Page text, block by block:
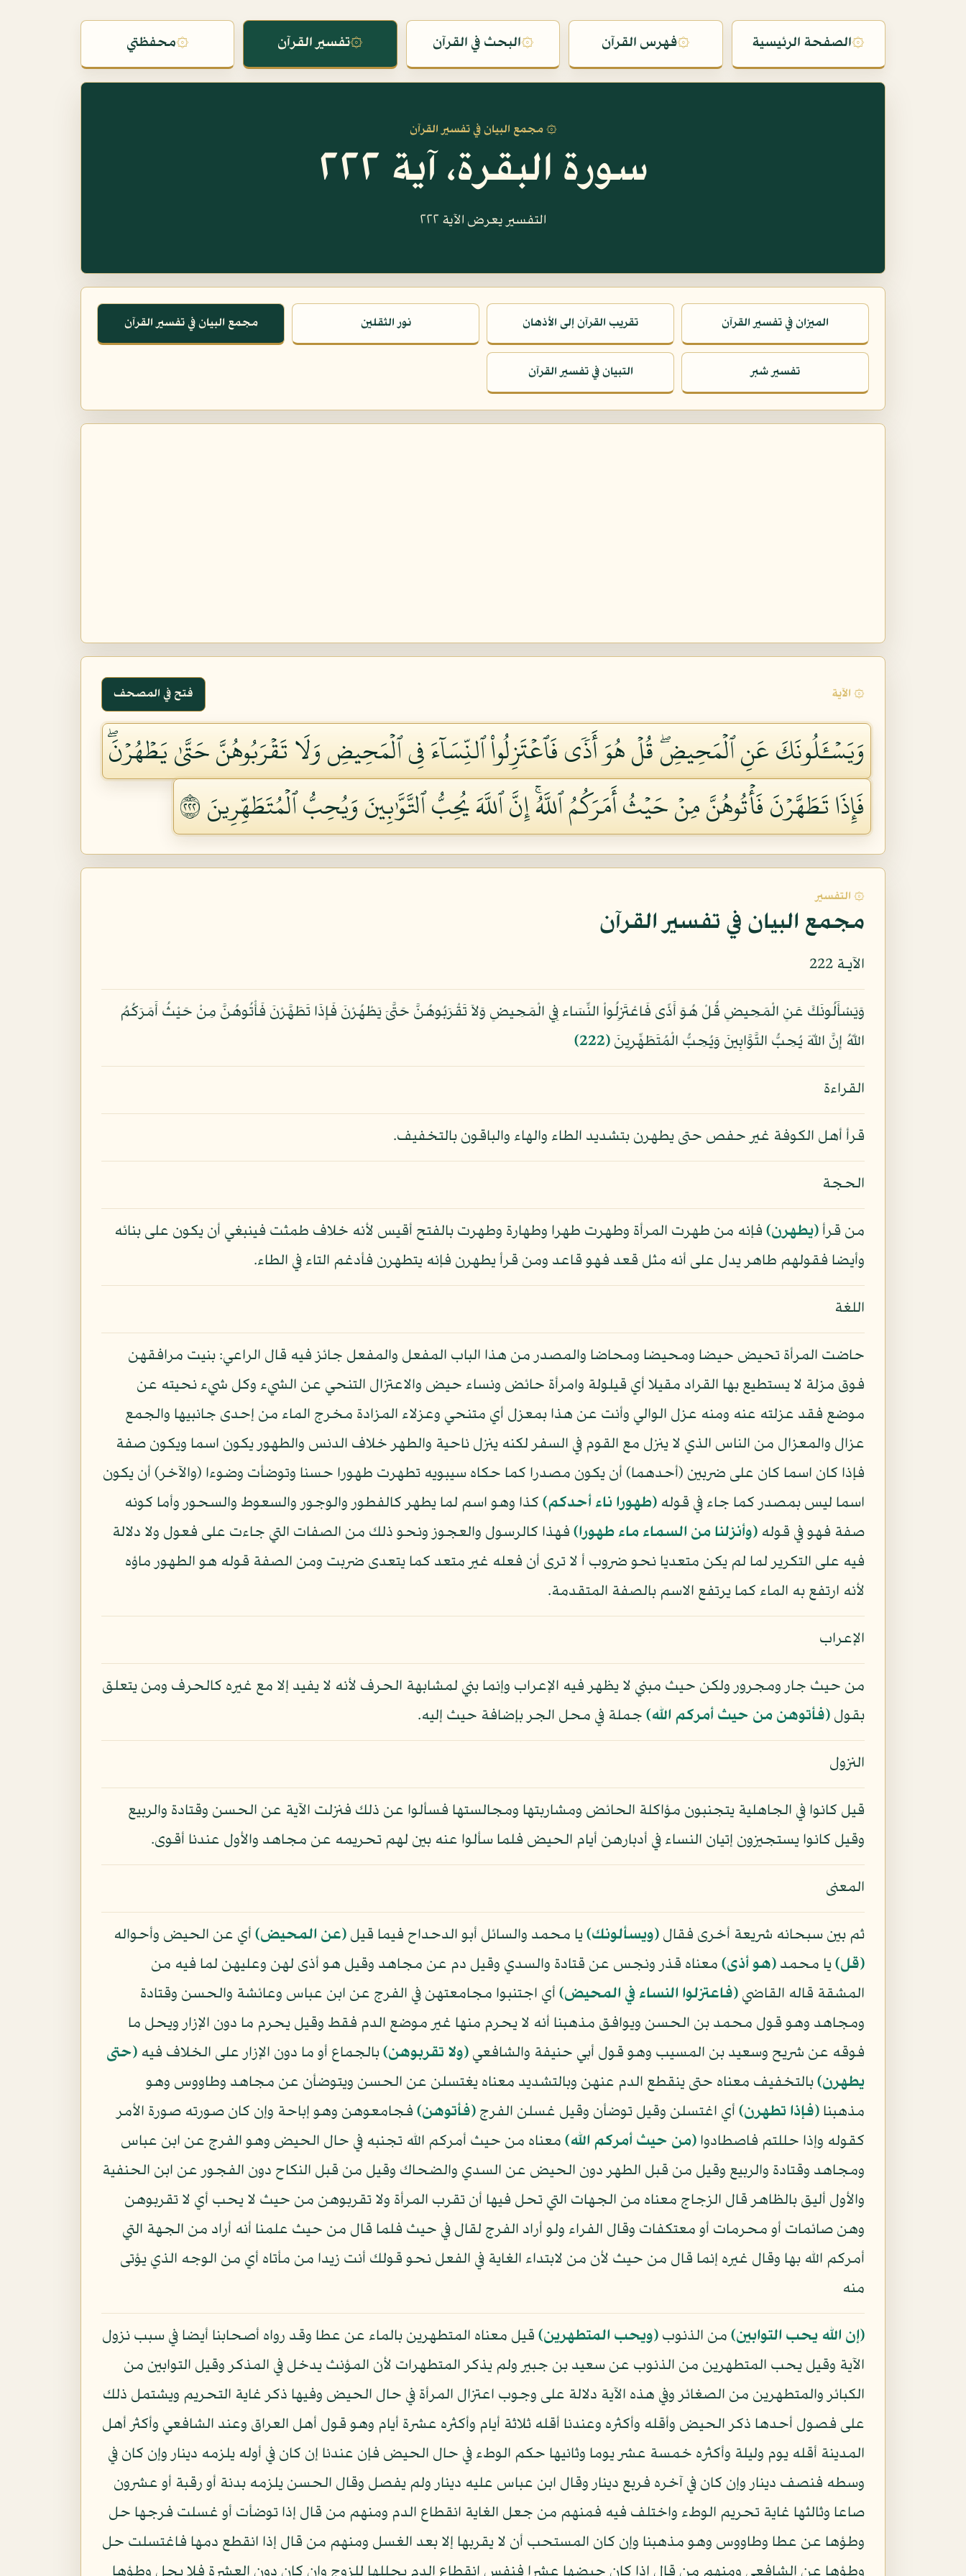
۞الصفحة الرئيسية ۞فهرس القرآن ۞البحث في القرآن ۞تفسير القرآن ۞محفظتي
۞ مجمع البيان في تفسير القرآن
سورة البقرة، آية ٢٢٢
التفسير يعرض الآية ٢٢٢
الميزان في تفسير القرآن تقريب القرآن إلى الأذهان نور الثقلين مجمع البيان في تفسير القرآن
تفسير شبر التبيان في تفسير القرآن
۞ الآية فتح في المصحف
وَيَسۡـَٔلُونَكَ عَنِ ٱلۡمَحِيضِۖ قُلۡ هُوَ أَذٗى فَٱعۡتَزِلُواْ ٱلنِّسَآءَ فِي ٱلۡمَحِيضِ وَلَا تَقۡرَبُوهُنَّ حَتَّىٰ يَطۡهُرۡنَۖ
فَإِذَا تَطَهَّرۡنَ فَأۡتُوهُنَّ مِنۡ حَيۡثُ أَمَرَكُمُ ٱللَّهُۚ إِنَّ ٱللَّهَ يُحِبُّ ٱلتَّوَّٰبِينَ وَيُحِبُّ ٱلۡمُتَطَهِّرِينَ ٢٢٢
۞ التفسير
مجمع البيان في تفسير القرآن
الآيـة 222
وَيَسْأَلُونَكَ عَنِ الْمَحِيضِ قُلْ هُوَ أَذًى فَاعْتَزِلُواْ النِّسَاء فِي الْمَحِيضِ وَلاَ تَقْرَبُوهُنَّ حَتَّىَ يَطْهُرْنَ فَإِذَا تَطَهَّرْنَ فَأْتُوهُنَّ مِنْ حَيْثُ أَمَرَكُمُ
اللّهُ إِنَّ اللّهَ يُحِبُّ التَّوَّابِينَ وَيُحِبُّ الْمُتَطَهِّرِينَ ﴿222﴾
القراءة
قرأ أهل الكوفة غير حفص حتى يطهرن بتشديد الطاء والهاء والباقون بالتخفيف.
الحجة
من قرأ ﴿يطهرن﴾ فإنه من طهرت المرأة وطهرت طهرا وطهارة وطهرت بالفتح أقيس لأنه خلاف طمثت فينبغي أن يكون على بنائه
وأيضا فقولهم طاهر يدل على أنه مثل قعد فهو قاعد ومن قرأ يطهرن فإنه يتطهرن فأدغم التاء في الطاء.
اللغة
حاضت المرأة تحيض حيضا ومحيضا ومحاضا والمصدر من هذا الباب المفعل والمفعل جائز فيه قال الراعي: بنيت مرافقهن
فوق مزلة لا يستطيع بها القراد مقيلا أي قيلولة وامرأة حائض ونساء حيض والاعتزال التنحي عن الشيء وكل شيء نحيته عن
موضع فقد عزلته عنه ومنه عزل الوالي وأنت عن هذا بمعزل أي متنحي وعزلاء المزادة مخرج الماء من إحدى جانبيها والجمع
عزال والمعزال من الناس الذي لا ينزل مع القوم في السفر لكنه ينزل ناحية والطهر خلاف الدنس والطهور يكون اسما ويكون صفة
فإذا كان اسما كان على ضربين (أحدهما) أن يكون مصدرا كما حكاه سيبويه تطهرت طهورا حسنا وتوضأت وضوءا (والآخر) أن يكون
اسما ليس بمصدر كما جاء في قوله (طهورا ناء أحدكم) كذا وهو اسم لما يطهر كالفطور والوجور والسعوط والسحور وأما كونه
صفة فهو في قوله ﴿وأنزلنا من السماء ماء طهورا﴾ فهذا كالرسول والعجوز ونحو ذلك من الصفات التي جاءت على فعول ولا دلالة
فيه على التكرير لما لم يكن متعديا نحو ضروب أ لا ترى أن فعله غير متعد كما يتعدى ضربت ومن الصفة قوله هو الطهور ماؤه
لأنه ارتفع به الماء كما يرتفع الاسم بالصفة المتقدمة.
الإعراب
من حيث جار ومجرور ولكن حيث مبني لا يظهر فيه الإعراب وإنما بني لمشابهة الحرف لأنه لا يفيد إلا مع غيره كالحرف ومن يتعلق
بقول ﴿فأتوهن من حيث أمركم الله﴾ جملة في محل الجر بإضافة حيث إليه.
النزول
قيل كانوا في الجاهلية يتجنبون مؤاكلة الحائض ومشاربتها ومجالستها فسألوا عن ذلك فنزلت الآية عن الحسن وقتادة والربيع
وقيل كانوا يستجيزون إتيان النساء في أدبارهن أيام الحيض فلما سألوا عنه بين لهم تحريمه عن مجاهد والأول عندنا أقوى.
المعنى
ثم بين سبحانه شريعة أخرى فقال ﴿ويسألونك﴾يا محمد والسائل أبو الدحداح فيما قيل ﴿عن المحيض﴾ أي عن الحيض وأحواله
﴿قل﴾يا محمد ﴿هو أذى﴾ معناه قذر ونجس عن قتادة والسدي وقيل دم عن مجاهد وقيل هو أذى لهن وعليهن لما فيه من
المشقة قاله القاضي ﴿فاعتزلوا النساء في المحيض﴾ أي اجتنبوا مجامعتهن في الفرج عن ابن عباس وعائشة والحسن وقتادة
ومجاهد وهو قول محمد بن الحسن ويوافق مذهبنا أنه لا يحرم منها غير موضع الدم فقط وقيل يحرم ما دون الإزار ويحل ما
فوقه عن شريح وسعيد بن المسيب وهو قول أبي حنيفة والشافعي ﴿ولا تقربوهن﴾بالجماع أو ما دون الإزار على الخلاف فيه ﴿حتى
يطهرن﴾بالتخفيف معناه حتى ينقطع الدم عنهن وبالتشديد معناه يغتسلن عن الحسن ويتوضأن عن مجاهد وطاووس وهو
مذهبنا ﴿فإذا تطهرن﴾ أي اغتسلن وقيل توضأن وقيل غسلن الفرج ﴿فأتوهن﴾ فجامعوهن وهو إباحة وإن كان صورته صورة الأمر
كقوله وإذا حللتم فاصطادوا ﴿من حيث أمركم الله﴾ معناه من حيث أمركم الله تجنبه في حال الحيض وهو الفرج عن ابن عباس
ومجاهد وقتادة والربيع وقيل من قبل الطهر دون الحيض عن السدي والضحاك وقيل من قبل النكاح دون الفجور عن ابن الحنفية
والأول أليق بالظاهر قال الزجاج معناه من الجهات التي تحل فيها أن تقرب المرأة ولا تقربوهن من حيث لا يحب أي لا تقربوهن
وهن صائمات أو محرمات أو معتكفات وقال الفراء ولو أراد الفرج لقال في حيث فلما قال من حيث علمنا أنه أراد من الجهة التي
أمركم الله بها وقال غيره إنما قال من حيث لأن من لابتداء الغاية في الفعل نحو قولك أنت زيدا من مأتاه أي من الوجه الذي يؤتى
منه
﴿إن الله يحب التوابين﴾ من الذنوب ﴿ويحب المتطهرين﴾ قيل معناه المتطهرين بالماء عن عطا وقد رواه أصحابنا أيضا في سبب نزول
الآية وقيل يحب المتطهرين من الذنوب عن سعيد بن جبير ولم يذكر المتطهرات لأن المؤنث يدخل في المذكر وقيل التوابين من
الكبائر والمتطهرين من الصغائر وفي هذه الآية دلالة على وجوب اعتزال المرأة في حال الحيض وفيها ذكر غاية التحريم ويشتمل ذلك
على فصول أحدها ذكر الحيض وأقله وأكثره وعندنا أقله ثلاثة أيام وأكثره عشرة أيام وهو قول أهل العراق وعند الشافعي وأكثر أهل
المدينة أقله يوم وليلة وأكثره خمسة عشر يوما وثانيها حكم الوطء في حال الحيض فإن عندنا إن كان في أوله يلزمه دينار وإن كان في
وسطه فنصف دينار وإن كان في آخره فربع دينار وقال ابن عباس عليه دينار ولم يفصل وقال الحسن يلزمه بدنة أو رقبة أو عشرون
صاعا وثالثها غاية تحريم الوطء واختلف فيه فمنهم من جعل الغاية انقطاع الدم ومنهم من قال إذا توضأت أو غسلت فرجها حل
وطؤها عن عطا وطاووس وهو مذهبنا وإن كان المستحب أن لا يقربها إلا بعد الغسل ومنهم من قال إذا انقطع دمها فاغتسلت حل